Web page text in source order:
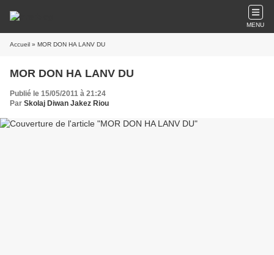
MENU
Accueil » MOR DON HA LANV DU
MOR DON HA LANV DU
Publié le 15/05/2011 à 21:24
Par Skolaj Diwan Jakez Riou